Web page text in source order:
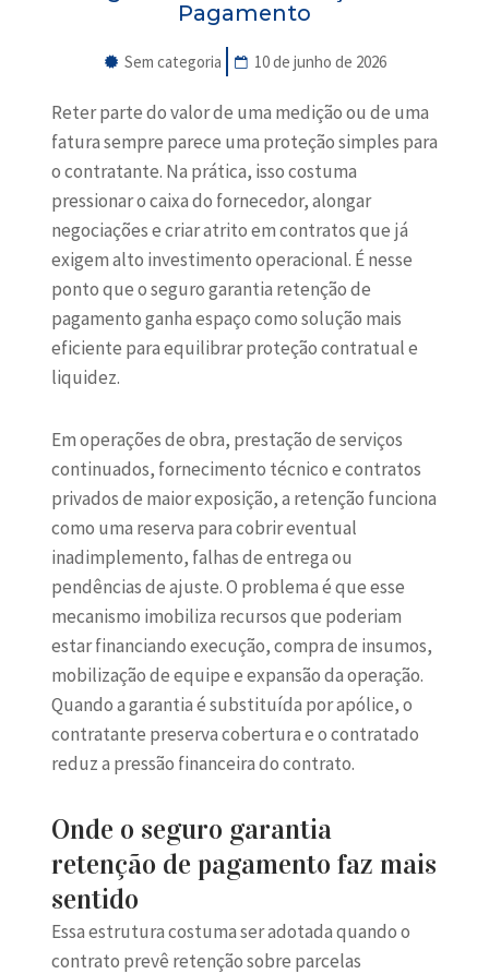
Pagamento
Sem categoria 10 de junho de 2026
Reter parte do valor de uma medição ou de uma
fatura sempre parece uma proteção simples para
o contratante. Na prática, isso costuma
pressionar o caixa do fornecedor, alongar
negociações e criar atrito em contratos que já
exigem alto investimento operacional. É nesse
ponto que o seguro garantia retenção de
pagamento ganha espaço como solução mais
eficiente para equilibrar proteção contratual e
liquidez.
Emoperações de obra, prestação de serviços
continuados, fornecimento técnico e contratos
privados de maior exposição, a retenção funciona
como uma reserva para cobrir eventual
inadimplemento, falhas de entrega ou
pendências de ajuste. O problema é que esse
mecanismo imobiliza recursos que poderiam
estar financiando execução, compra de insumos,
mobilização de equipe e expansão da operação.
Quando a garantia é substituída por apólice, o
contratante preserva cobertura e o contratado
reduz a pressão financeira do contrato.
Onde o seguro garantia
retenção de pagamento faz mais
sentido
Essa estrutura costuma ser adotada quando o
contrato prevê retenção sobre parcelas